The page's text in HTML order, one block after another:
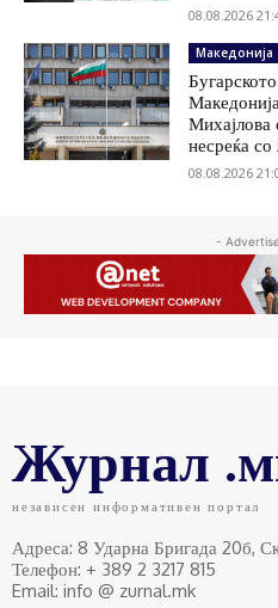
08.08.2026
Македонија
Михајлова
несреќа со
08.08.2026
-
Журнал
независен информативен портал
Адреса: 8 Ударна Бригада 20б,
Телефон: + 389 2 3217 815
Email: info @ zurnal.mk